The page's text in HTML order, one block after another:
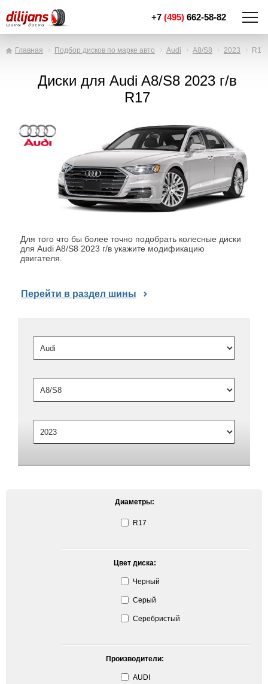
+7 (495) 662-58-82
Главная Подбор дисков по марке авто Audi A8/S8 2023 R17
Диски для Audi A8/S8 2023 г/в
R17
Для того что бы более точно подобрать колесные диски
для Audi A8/S8 2023 г/в укажите модификацию
двигателя.
Перейти в раздел шины
Диаметры:
R17
Цвет диска:
Черный
Серый
Серебристый
Производители:
AUDI